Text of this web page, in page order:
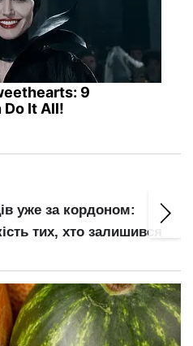
9
It All!
уже за кордоном:
тих, хто залишився